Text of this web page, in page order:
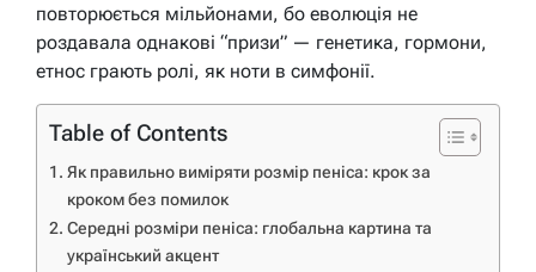
повторюється мільйонами, бо еволюція не
роздавала однакові “призи” — генетика, гормони,
етнос грають ролі, як ноти в симфонії.
Table of Contents
Як правильно виміряти розмір пеніса: крок за
кроком без помилок
Середні розміри пеніса: глобальна картина та
український акцент